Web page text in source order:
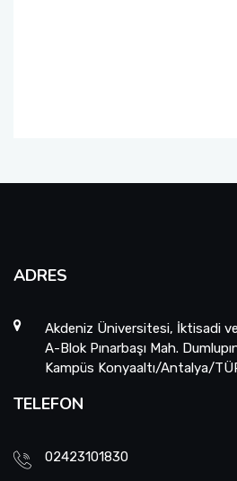
ADRES
Akdeniz Üniversitesi, İktisadi
A-Blok Pınarbaşı Mah.
Kampüs Konyaaltı/Antalya/
TELEFON
02423101830